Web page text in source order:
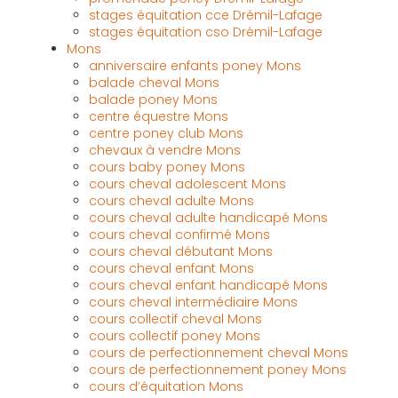
stages équitation cce Drémil-Lafage
stages équitation cso Drémil-Lafage
Mons
anniversaire enfants poney Mons
balade cheval Mons
balade poney Mons
centre équestre Mons
centre poney club Mons
chevaux à vendre Mons
cours baby poney Mons
cours cheval adolescent Mons
cours cheval adulte Mons
cours cheval adulte handicapé Mons
cours cheval confirmé Mons
cours cheval débutant Mons
cours cheval enfant Mons
cours cheval enfant handicapé Mons
cours cheval intermédiaire Mons
cours collectif cheval Mons
cours collectif poney Mons
cours de perfectionnement cheval Mons
cours de perfectionnement poney Mons
cours d’équitation Mons